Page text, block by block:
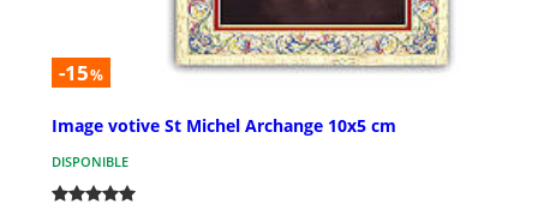
-15%
Image votive St Michel Archange 10x5 cm
DISPONIBLE